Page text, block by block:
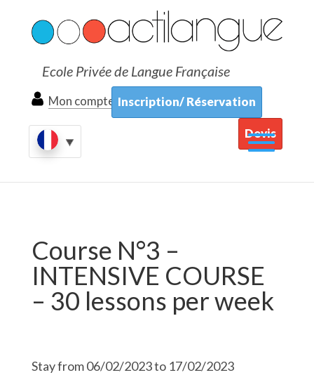
Ecole Privée de Langue Française
Mon compte Inscription/ Réservation
Devis
Course N°3 –
INTENSIVE COURSE
– 30 lessons per week
Stay from 06/02/2023 to 17/02/2023